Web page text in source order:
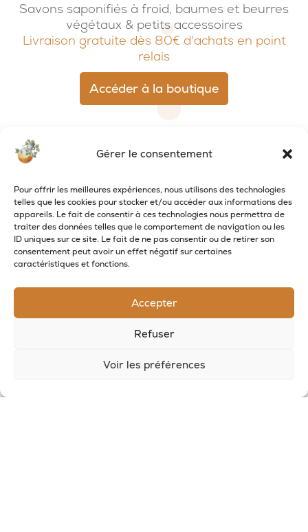
Gérer le consentement
Pour offrir les meilleures expériences, nous utilisons des technologies
telles que les cookies pour stocker et/ou accéder aux informations des
appareils. Le fait de consentir à ces technologies nous permettra de
traiter des données telles que le comportement de navigation ou les
ID uniques sur ce site. Le fait de ne pas consentir ou de retirer son
consentement peut avoir un effet négatif sur certaines
caractéristiques et fonctions.
Accepter
Refuser
Voir les préférences
Savons saponifiés à froid, baumes et beurres
végétaux & petits accessoires
Livraison gratuite dès 80€ d'achats en point
relais
Accéder à la boutique
RECEVOIR LES NOUVELLES DE LA SAVONNERIE
Inscrivez-vous à notre newsletter pour
recevoir des offres et suivre nos actus